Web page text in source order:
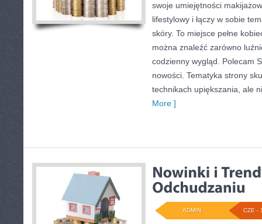
swoje umiejętności
lifestylowy i łączy w sobie
skóry. To miejsce pełne
można znaleźć zarówno
codzienny wygląd. Polecam
nowości. Tematyka strony
technikach upiększania, ale
More ]
CZE -
ADMIN